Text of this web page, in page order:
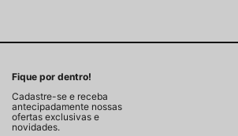
Fique por dentro!
Cadastre-se e receba
antecipadamente nossas
ofertas exclusivas e
novidades.